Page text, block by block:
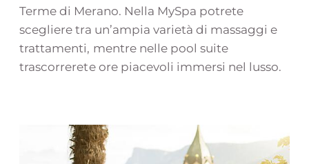
Terme di Merano. Nella MySpa potrete
scegliere tra un’ampia varietà di massaggi e
trattamenti, mentre nelle pool suite
trascorrerete ore piacevoli immersi nel lusso.